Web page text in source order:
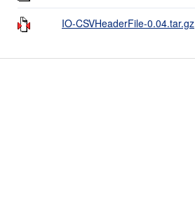
IO-CSVHeaderFile-0.04.tar.gz